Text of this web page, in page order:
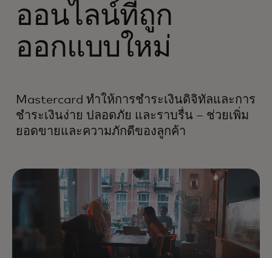
ออนไลน์ที่ถูก
ออกแบบใหม่
Mastercard ทำให้การชำระเงินดิจิทัลและการ
ชำระเงินง่าย ปลอดภัย และราบรื่น – ช่วยเพิ่ม
ยอดขายและความภักดีของลูกค้า